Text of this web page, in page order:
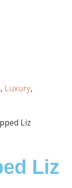
, Luxury,
Liz
Liz